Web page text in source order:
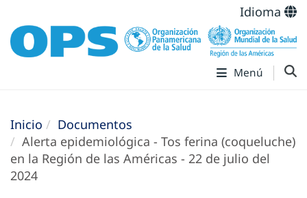
Idioma
Menú
Inicio
Documentos
Alerta epidemiológica - Tos ferina (coqueluche)
en la Región de las Américas - 22 de julio del
2024